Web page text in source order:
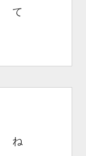
て
ね